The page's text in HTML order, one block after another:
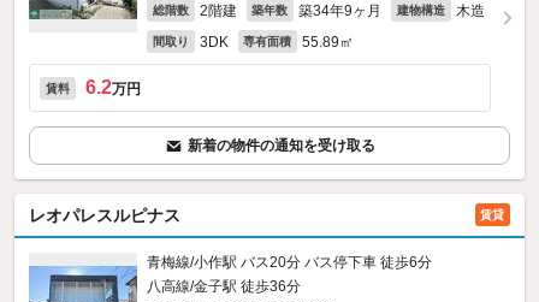
総階数 2階建 築年数 築34年9ヶ月 建物構造 木造
間取り 3DK 専有面積 55.89㎡
賃料 6.2万円
新着の物件の通知を受け取る
レオパレスルピナス 賃貸
青梅線/小作駅 バス20分 バス停下車 徒歩6分
八高線/金子駅 徒歩36分